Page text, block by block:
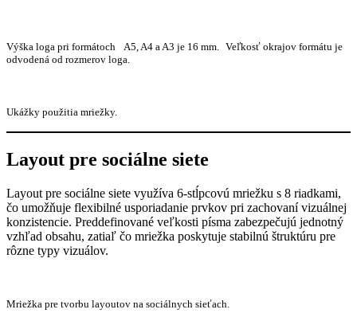
Výška loga pri formátoch A5, A4 a A3 je 16 mm. Veľkosť okrajov formátu je
odvodená od rozmerov loga.
Ukážky použitia mriežky.
Layout pre sociálne siete
Layout pre sociálne siete využíva 6-stĺpcovú mriežku s 8 riadkami,
čo umožňuje flexibilné usporiadanie prvkov pri zachovaní vizuálnej
konzistencie. Preddefinované veľkosti písma zabezpečujú jednotný
vzhľad obsahu, zatiaľ čo mriežka poskytuje stabilnú štruktúru pre
rôzne typy vizuálov.
Mriežka pre tvorbu layoutov na sociálnych sieťach.